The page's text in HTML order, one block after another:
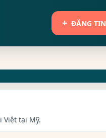
ĐĂNG TIN
Việt tại Mỹ.